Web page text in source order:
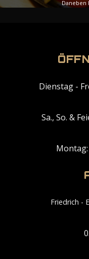
Daneben
Dienstag -
Sa., So. &
Friedrich -